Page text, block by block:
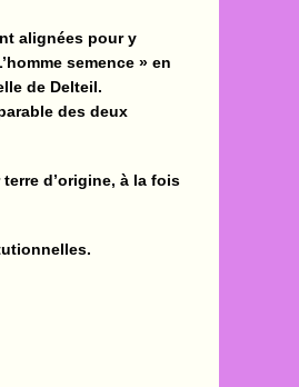
alignées pour y
semence » en
de Delteil.
des deux
d’origine, à la fois